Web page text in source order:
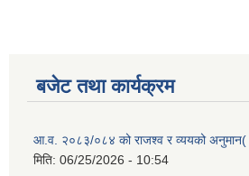
बजेट तथा कार्यक्रम
आ.व. २०८३/०८४ को राजश्व र व्ययको अनुमान(
मिति: 06/25/2026 - 10:54